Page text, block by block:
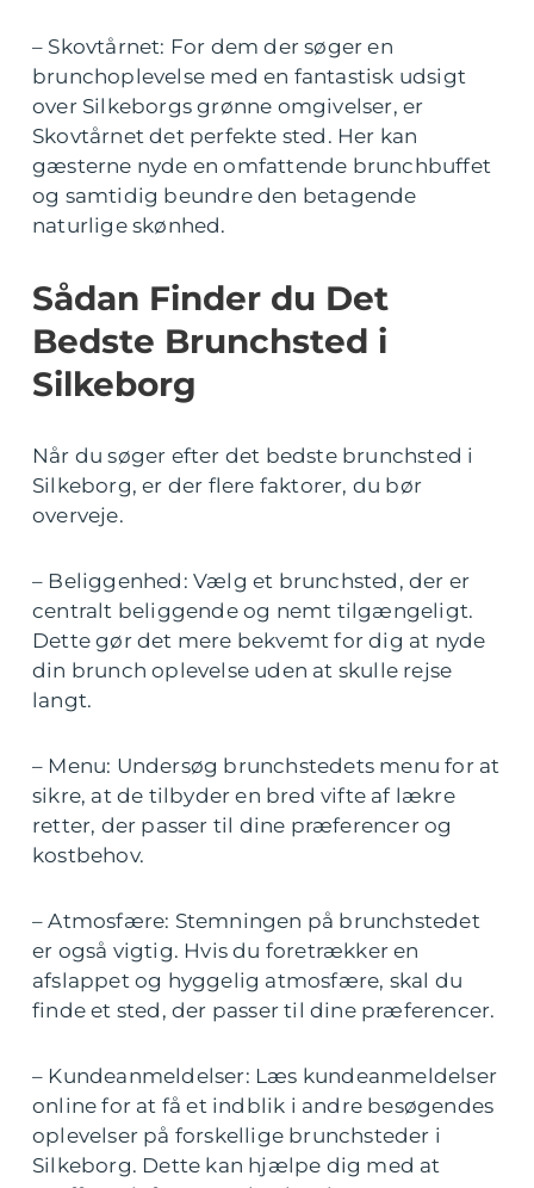
– Skovtårnet: For dem der søger en
brunchoplevelse med en fantastisk udsigt
over Silkeborgs grønne omgivelser, er
Skovtårnet det perfekte sted. Her kan
gæsterne nyde en omfattende brunchbuffet
og samtidig beundre den betagende
naturlige skønhed.
Sådan Finder du Det
Bedste Brunchsted i
Silkeborg
Når du søger efter det bedste brunchsted i
Silkeborg, er der flere faktorer, du bør
overveje.
– Beliggenhed: Vælg et brunchsted, der er
centralt beliggende og nemt tilgængeligt.
Dette gør det mere bekvemt for dig at nyde
din brunch oplevelse uden at skulle rejse
langt.
– Menu: Undersøg brunchstedets menu for at
sikre, at de tilbyder en bred vifte af lækre
retter, der passer til dine præferencer og
kostbehov.
– Atmosfære: Stemningen på brunchstedet
er også vigtig. Hvis du foretrækker en
afslappet og hyggelig atmosfære, skal du
finde et sted, der passer til dine præferencer.
– Kundeanmeldelser: Læs kundeanmeldelser
online for at få et indblik i andre besøgendes
oplevelser på forskellige brunchsteder i
Silkeborg. Dette kan hjælpe dig med at